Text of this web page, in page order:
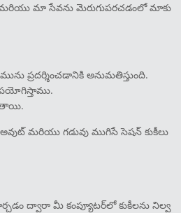
మా సేవను మెరుగుపరచడంలో మాకు
ప్రదర్శించడానికి అనుమతిస్తుంది.
మరియు గడువు ముగిసే సెషన్ కుకీలు
ద్వారా మీ కంప్యూటర్‌లో కుకీలను నిల్వ